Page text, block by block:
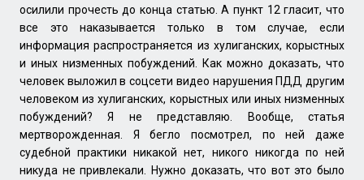
осилили прочесть до конца статью. А пункт 12 гласит, что
все это наказывается только в том случае, если
информация распространяется из хулиганских, корыстных
и иных низменных побуждений. Как можно доказать, что
человек выложил в соцсети видео нарушения ПДД другим
человеком из хулиганских, корыстных или иных низменных
побуждений? Я не представляю. Вообще, статья
мертворожденная. Я бегло посмотрел, по ней даже
судебной практики никакой нет, никого никогда по ней
никуда не привлекали. Нужно доказать, что вот это было